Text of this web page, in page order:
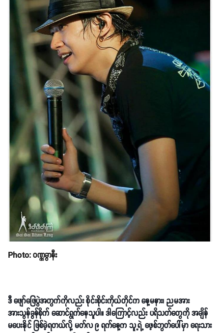
Photo: ဝဏ္ဏခွာနီး
ဒီ ဖျော်ဖြေပွဲအတွက်ကိုလည်း စိုင်းစိုင်းကိုယ်တိုင်က နေ့မနား၊ ညမအား
အားသွန်ခွန်စိုက် ဆောင်ရွက်နေသူပါ။ ဒါကြောင့်လည်း ပရိသတ်တွေကို အချိန်
မပေးနိုင် ဖြစ်ခဲ့ရတယ်လို့ မတ်လ ၉ ရက်နေ့က သူ့ရဲ့ ဖေ့စ်ဘွတ်ပေါ်မှာ ရေးသား